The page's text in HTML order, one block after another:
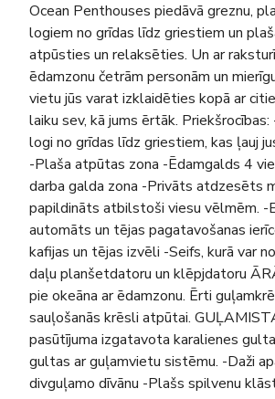
Ocean Penthouses piedāvā greznu,
logiem no grīdas līdz griestiem un
atpūsties un relaksēties. Un ar
ēdamzonu četrām personām un
vietu jūs varat izklaidēties kopā ar
laiku sev, kā jums ērtāk.
logi no grīdas līdz griestiem, kas ļauj
-Plaša atpūtas zona -Ēdamgalds 4
darba galda zona -Privāts atdzesēts
papildināts atbilstoši viesu vēlmēm. -
automāts un tējas pagatavošanas
kafijas un tējas izvēli -Seifs, kurā var
daļu planšetdatoru un klēpjdatoru
pie okeāna ar ēdamzonu. Ērti
sauļošanās krēsli atpūtai.
pasūtījuma izgatavota karalienes
gultas ar guļamvietu sistēmu. -Daži
divguļamo dīvānu -Plašs spilvenu